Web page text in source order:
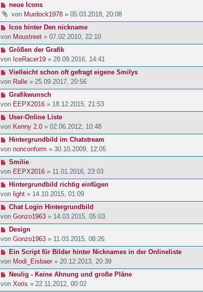
neue Icons
von Murdock1978 » 05.03.2018, 20:08
Icos hinter Den nickname
von Moustreet » 07.02.2010, 22:10
Größen der Grafik
von IceRacer19 » 28.09.2016, 14:41
Vielleicht schon oft gefragt eigene Smilys
von Ralle » 25.09.2017, 20:56
Grafikwunsch
von EEPX2016 » 18.12.2015, 21:53
User-Online Liste
von Kenny 2.0 » 02.06.2012, 10:48
Hintergrundbild im Chatstream
von nonconform » 30.10.2009, 12:05
Smilie
von EEPX2016 » 11.01.2016, 23:03
Hintergrundbild richtig einfügen
von light » 14.10.2015, 01:09
Chat Login Hintergrundbild
von Gonzo1963 » 14.03.2015, 05:03
Design
von Gonzo1963 » 11.03.2015, 08:26
Ein Script für Bilder hinter Nicknames in der Onlineliste
von Modi_Eisbaer » 20.12.2013, 20:39
Neulig - Keine Ahnung und große Pläne
von Xoris » 22.11.2012, 00:02